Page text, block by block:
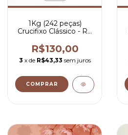
1Kg (242 peças)
Crucifixo Clássico - R$
R$130,00
3 x de R$43,33 sem juros
COMPRAR